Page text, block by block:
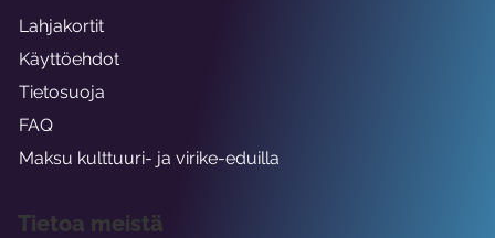
Lahjakortit
Käyttöehdot
Tietosuoja
FAQ
Maksu kulttuuri- ja virike-eduilla
Tietoa meistä